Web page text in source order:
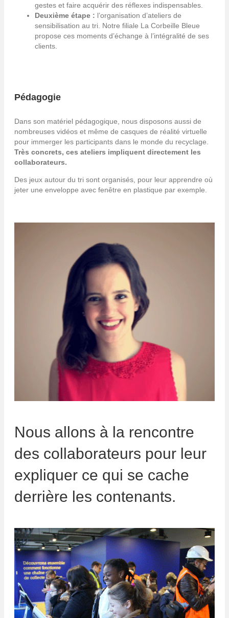
gestes et faire acquérir des réflexes indispensables.
Deuxième étape : l’organisation d’ateliers de
sensibilisation au tri. Notre filiale La Corbeille Bleue
propose ces moments d’échange à l’intégralité de ses
clients.
Pédagogie
Dans son matériel pédagogique, nous disposons aussi de
nombreuses vidéos et même de casques de réalité virtuelle
pour immerger les participants dans le monde du recyclage.
Très concrets, ces ateliers impliquent directement les
collaborateurs.
Des jeux autour du tri sont organisés, pour leur apprendre où
jeter une enveloppe avec fenêtre en plastique par exemple.
Nous allons à la rencontre
des collaborateurs pour leur
expliquer ce qui se cache
derrière les contenants.